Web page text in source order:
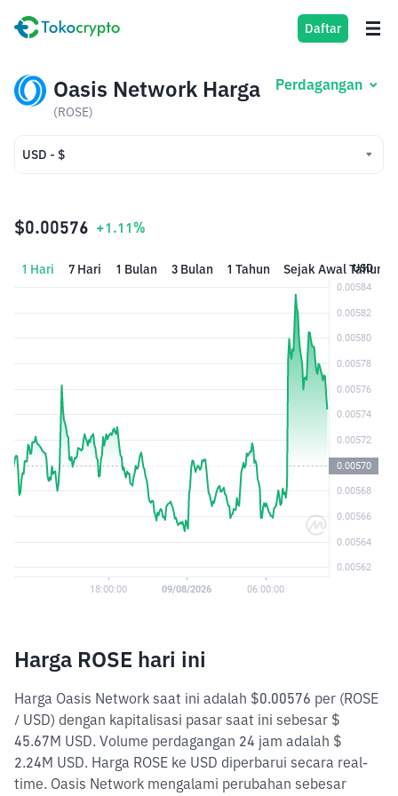
Daftar
Oasis Network Harga
(ROSE)
Perdagangan
USD - $
IDR - Rp
$0.00576 +1.11%
1 Hari 7 Hari 1 Bulan 3 Bulan 1 Tahun Sejak Awal Tahun
USD
Harga ROSE hari ini
Harga Oasis Network saat ini adalah $0.00576 per (ROSE
/ USD) dengan kapitalisasi pasar saat ini sebesar $
45.67M USD. Volume perdagangan 24 jam adalah $
2.24M USD. Harga ROSE ke USD diperbarui secara real-
time. Oasis Network mengalami perubahan sebesar